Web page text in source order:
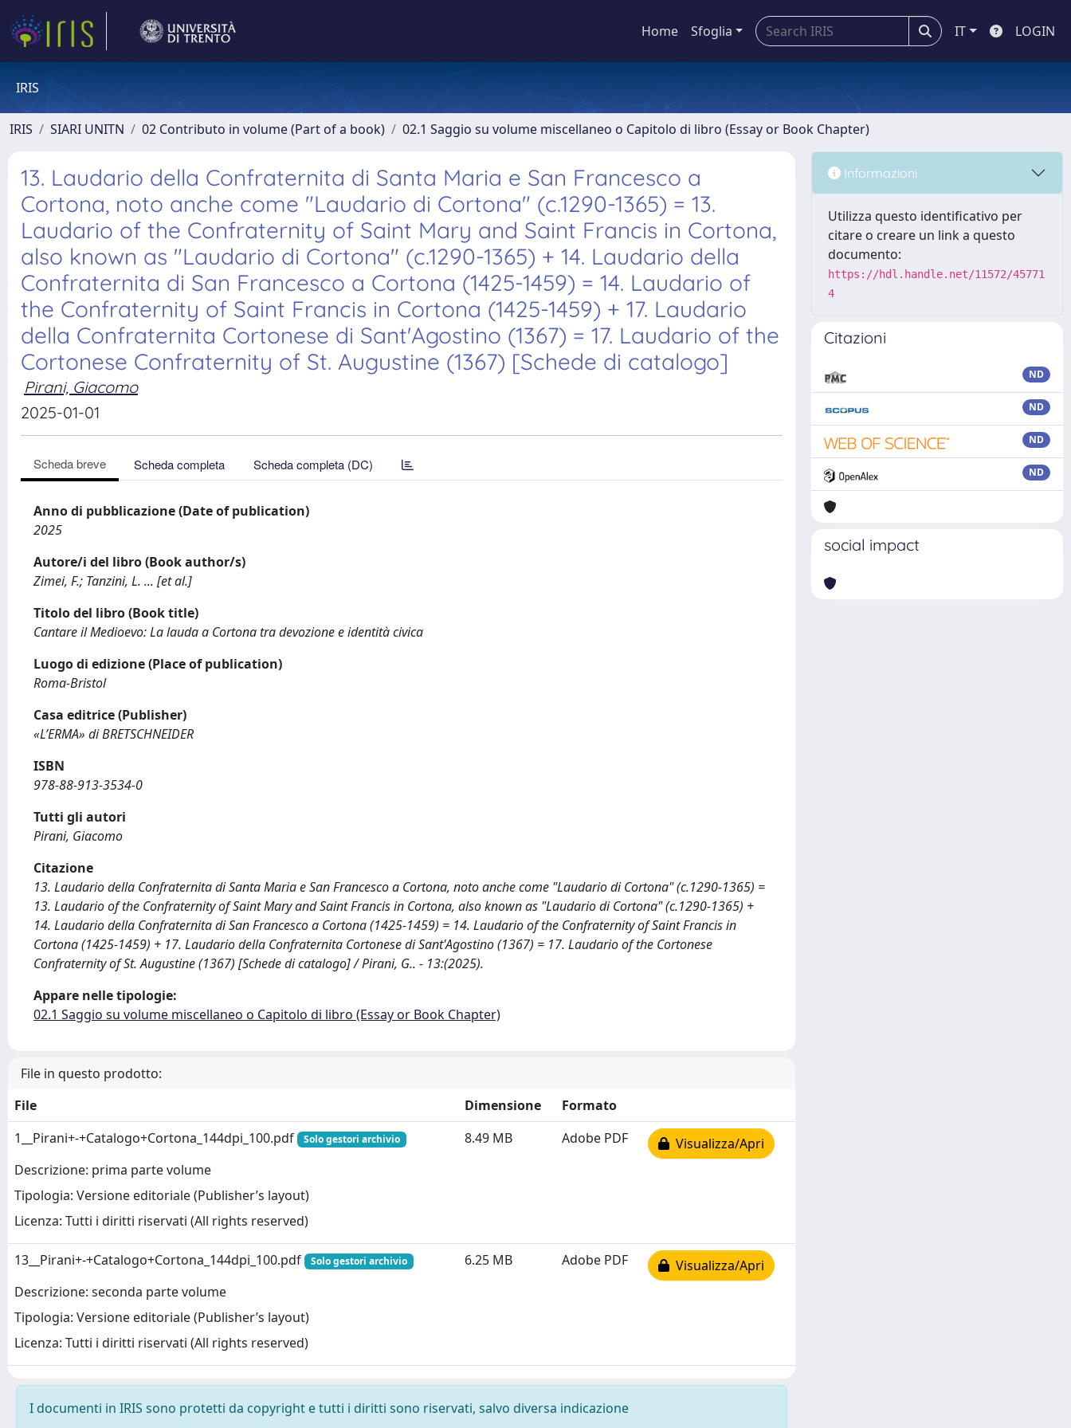
Home Sfoglia IT LOGIN
IRIS
IRIS SIARI UNITN 02 Contributo in volume (Part of a book) 02.1 Saggio su volume miscellaneo o Capitolo di libro (Essay or Book Chapter)
13. Laudario della Confraternita di Santa Maria e San Francesco a
Cortona, noto anche come "Laudario di Cortona" (c.1290-1365) = 13.
Laudario of the Confraternity of Saint Mary and Saint Francis in Cortona,
also known as "Laudario di Cortona" (c.1290-1365) + 14. Laudario della
Confraternita di San Francesco a Cortona (1425-1459) = 14. Laudario of
the Confraternity of Saint Francis in Cortona (1425-1459) + 17. Laudario
della Confraternita Cortonese di Sant'Agostino (1367) = 17. Laudario of the
Cortonese Confraternity of St. Augustine (1367) [Schede di catalogo]
Pirani, Giacomo
2025-01-01
Scheda breve Scheda completa Scheda completa (DC)
Anno di pubblicazione (Date of publication)
2025
Autore/i del libro (Book author/s)
Zimei, F.; Tanzini, L. ... [et al.]
Titolo del libro (Book title)
Cantare il Medioevo: La lauda a Cortona tra devozione e identità civica
Luogo di edizione (Place of publication)
Roma-Bristol
Casa editrice (Publisher)
«L’ERMA» di BRETSCHNEIDER
ISBN
978-88-913-3534-0
Tutti gli autori
Pirani, Giacomo
Citazione
13. Laudario della Confraternita di Santa Maria e San Francesco a Cortona, noto anche come "Laudario di Cortona" (c.1290-1365) =
13. Laudario of the Confraternity of Saint Mary and Saint Francis in Cortona, also known as "Laudario di Cortona" (c.1290-1365) +
14. Laudario della Confraternita di San Francesco a Cortona (1425-1459) = 14. Laudario of the Confraternity of Saint Francis in
Cortona (1425-1459) + 17. Laudario della Confraternita Cortonese di Sant'Agostino (1367) = 17. Laudario of the Cortonese
Confraternity of St. Augustine (1367) [Schede di catalogo] / Pirani, G.. - 13:(2025).
Appare nelle tipologie:
02.1 Saggio su volume miscellaneo o Capitolo di libro (Essay or Book Chapter)
File in questo prodotto:
File
Dimensione
Formato
1__Pirani+-+Catalogo+Cortona_144dpi_100.pdf
Solo gestori archivio
Descrizione: prima parte volume
Tipologia: Versione editoriale (Publisher’s layout)
Licenza: Tutti i diritti riservati (All rights reserved)
8.49 MB Adobe PDF Visualizza/Apri
13__Pirani+-+Catalogo+Cortona_144dpi_100.pdf Solo gestori archivio
Descrizione: seconda parte volume
Tipologia: Versione editoriale (Publisher’s layout)
Licenza: Tutti i diritti riservati (All rights reserved)
6.25 MB Adobe PDF Visualizza/Apri
I documenti in IRIS sono protetti da copyright e tutti i diritti sono riservati, salvo diversa indicazione
Informazioni
Utilizza questo identificativo per
citare o creare un link a questo
documento:
https://hdl.handle.net/11572/45771
4
Citazioni
ND
ND
ND
ND
social impact